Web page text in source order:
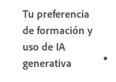
Tu preferencia
de formación y
uso de IA
generativa